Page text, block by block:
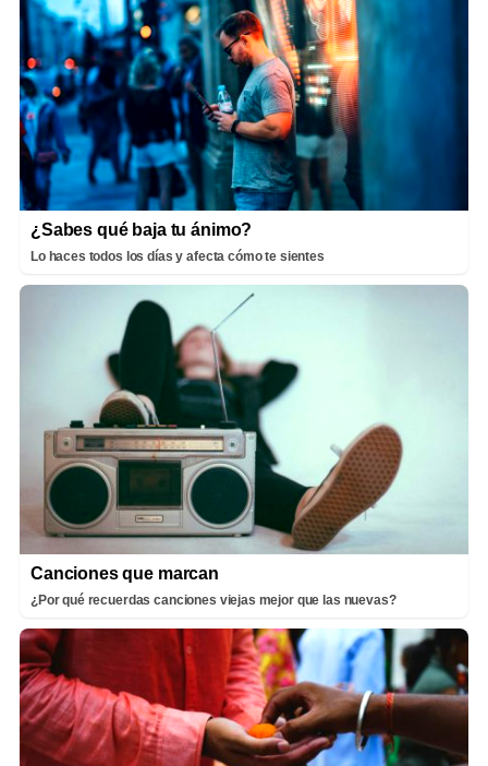
¿Sabes qué baja tu ánimo?
Lo haces todos los días y afecta cómo te sientes
Canciones que marcan
¿Por qué recuerdas canciones viejas mejor que las nuevas?